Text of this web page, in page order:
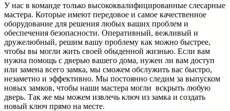
У нас в команде только высококвалифицированные слесарные
мастера. Которые имеют передовое и самое качественное
оборудование для решения любых ваших проблем и
обеспечения безопасности. Оперативный, вежливый и
дружелюбный, решим вашу проблему как можно быстрее,
чтобы вы могли жить своей обыденной жизнью. Если вам
нужна помощь с дверью вашего дома, нужен ли вам доступ
или замена всего замка, мы сможем обслужить вас быстро,
незаметно и эффективно. Мы постоянно следим за выпуском
новых замков, чтобы наши мастера могли вскрыть любую
дверь. Так же мы можем извлечь ключ из замка и создать
новый ключ прямо на месте.